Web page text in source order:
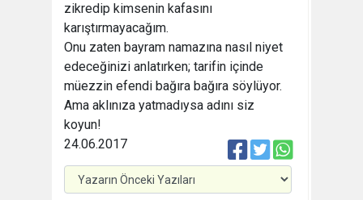
zikredip kimsenin kafasını
karıştırmayacağım.
Onu zaten bayram namazına nasıl niyet
edeceğinizi anlatırken; tarifin içinde
müezzin efendi bağıra bağıra söylüyor.
Ama aklınıza yatmadıysa adını siz
koyun!
24.06.2017